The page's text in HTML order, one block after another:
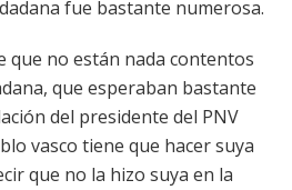
fue bastante numerosa.
que no están nada contentos
que esperaban bastante
del presidente del PNV
vasco tiene que hacer suya
que no la hizo suya en la